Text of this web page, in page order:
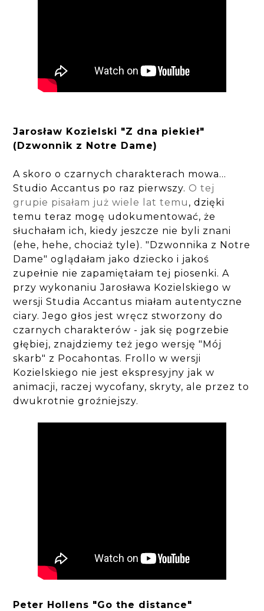
Jarosław Kozielski "Z dna piekieł"
(Dzwonnik z Notre Dame)
A skoro o czarnych charakterach mowa...
Studio Accantus po raz pierwszy. O tej
grupie pisałam już wiele lat temu , dzięki
temu teraz mogę udokumentować, że
słuchałam ich, kiedy jeszcze nie byli znani
(ehe, hehe, chociaż tyle). "Dzwonnika z Notre
Dame" oglądałam jako dziecko i jakoś
zupełnie nie zapamiętałam tej piosenki. A
przy wykonaniu Jarosława Kozielskiego w
wersji Studia Accantus miałam autentyczne
ciary. Jego głos jest wręcz stworzony do
czarnych charakterów - jak się pogrzebie
głębiej, znajdziemy też jego wersję "Mój
skarb" z Pocahontas. Frollo w wersji
Kozielskiego nie jest ekspresyjny jak w
animacji, raczej wycofany, skryty, ale przez to
dwukrotnie groźniejszy.
Peter Hollens "Go the distance"